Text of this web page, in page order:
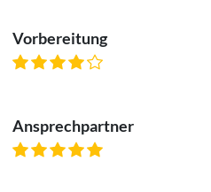
Vorbereitung
Ansprechpartner